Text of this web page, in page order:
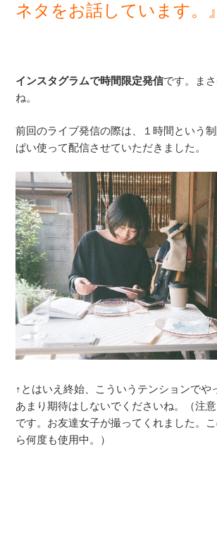
インスタグラムで時間限定発信です。ま
ね。
前回のライブ発信の際は、１時間という
ぱい使って配信させていただきました。
↑とはいえ終始、こういうテンションでや
あまり期待はしないでくださいね。（注
です。お友達女子が撮ってくれました。
ら何度も使用中。）